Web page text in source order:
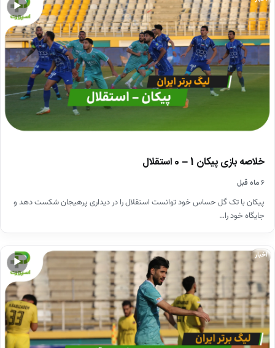
▶
خلاصه بازی پیکان 1 – 0 استقلال
۶ ماه قبل
پیکان با تک گل حساس خود توانست استقلال را در دیداری پرهیجان شکست دهد و
جایگاه خود را…
▶
اخبار